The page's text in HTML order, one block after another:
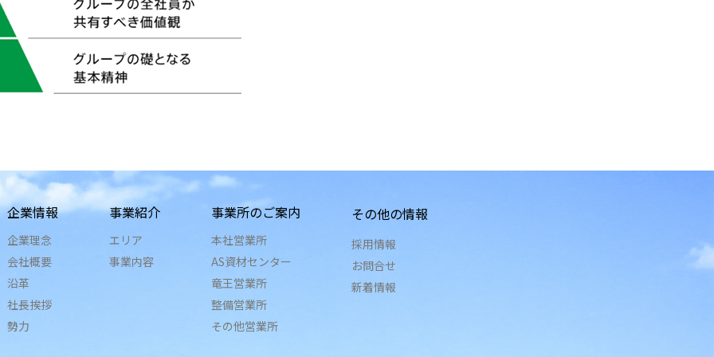
企業情報
企業理念
会社概要
沿革
社長挨拶
勢力
事業紹介
エリア
事業内容
事業所のご案内
本社営業所
AS資材センター
竜王営業所
整備営業所
その他営業所
その他の情報
採用情報
お問合せ
新着情報